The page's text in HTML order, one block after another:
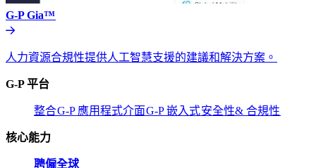
G-P Gia™​​
人力資源合規性提供人工智慧支援的建議和解決方案。​​
G-P 平台​​
整合​​G-P 應用程式介面​​G-P 嵌入式​​安全性& 合規性​​
核心能力​​
聘僱全球​​